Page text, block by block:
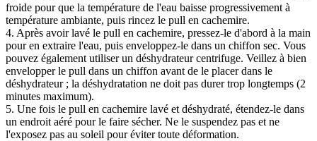
froide pour que la température de l'eau baisse progressivement à
température ambiante, puis rincez le pull en cachemire.
4. Après avoir lavé le pull en cachemire, pressez-le d'abord à la main
pour en extraire l'eau, puis enveloppez-le dans un chiffon sec. Vous
pouvez également utiliser un déshydrateur centrifuge. Veillez à bien
envelopper le pull dans un chiffon avant de le placer dans le
déshydrateur ; la déshydratation ne doit pas durer trop longtemps (2
minutes maximum).
5. Une fois le pull en cachemire lavé et déshydraté, étendez-le dans
un endroit aéré pour le faire sécher. Ne le suspendez pas et ne
l'exposez pas au soleil pour éviter toute déformation.